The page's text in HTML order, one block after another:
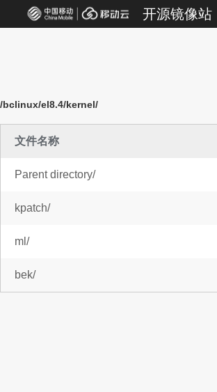
开源镜像站
/bclinux/el8.4/kernel/
文件名称
Parent directory/
kpatch/
ml/
bek/